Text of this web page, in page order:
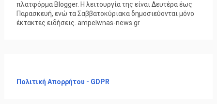
πλατφόρμα Blogger. Η λειτουργία της είναι Δευτέρα έως
Παρασκευή, ενώ τα Σαββατοκύριακα δημοσιεύονται μόνο
έκτακτες ειδήσεις. ampelwnas-news.gr
Πολιτική Απορρήτου - GDPR